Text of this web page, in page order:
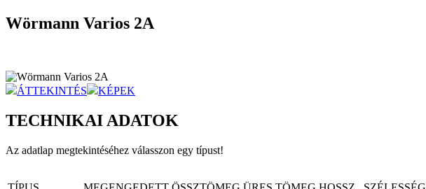
Wörmann Varios 2A
ÁTTEKINTÉS KÉPEK
TECHNIKAI ADATOK
Az adatlap megtekintéséhez válasszon egy típust!